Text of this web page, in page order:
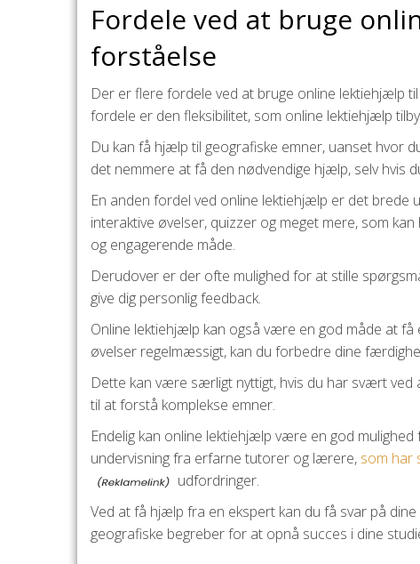
Fordele ved at bruge
forståelse
Der er flere fordele ved at bruge online lektiehjælp
fordele er den fleksibilitet, som online lektiehjælp
Du kan få hjælp til geografiske emner, uanset hvor
det nemmere at få den nødvendige hjælp, selv hvis
En anden fordel ved online lektiehjælp er det brede
interaktive øvelser, quizzer og meget mere, som
og engagerende måde.
Derudover er der ofte mulighed for at stille
give dig personlig feedback.
Online lektiehjælp kan også være en god måde at
øvelser regelmæssigt, kan du forbedre dine
Dette kan være særligt nyttigt, hvis du har svært
til at forstå komplekse emner.
Endelig kan online lektiehjælp være en god
undervisning fra erfarne tutorer og lærere, som har
udfordringer.
Ved at få hjælp fra en ekspert kan du få svar på
geografiske begreber for at opnå succes i dine